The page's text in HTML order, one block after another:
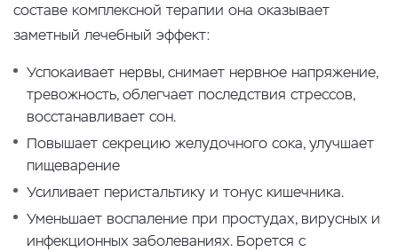
составе комплексной терапии она оказывает
заметный лечебный эффект:
Успокаивает нервы, снимает нервное напряжение,
тревожность, облегчает последствия стрессов,
восстанавливает сон.
Повышает секрецию желудочного сока, улучшает
пищеварение
Усиливает перистальтику и тонус кишечника.
Уменьшает воспаление при простудах, вирусных и
инфекционных заболеваниях. Борется с